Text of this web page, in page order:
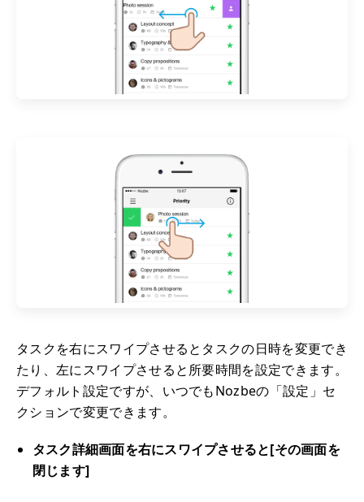
タスクを右にスワイプさせるとタスクの日時を変更でき
たり、左にスワイプさせると所要時間を設定できます。
デフォルト設定ですが、いつでもNozbeの「設定」セ
クションで変更できます。
タスク詳細画面を右にスワイプさせると[その画面を
閉じます]